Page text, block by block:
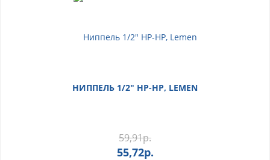
НИППЕЛЬ 1/2" НР-НР, LEMEN
59,91р.
55,72р.